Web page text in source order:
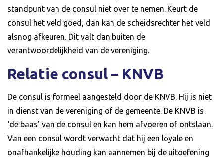
standpunt van de consul niet over te nemen. Keurt de
consul het veld goed, dan kan de scheidsrechter het veld
alsnog afkeuren. Dit valt dan buiten de
verantwoordelijkheid van de vereniging.
Relatie consul – KNVB
De consul is formeel aangesteld door de KNVB. Hij is niet
in dienst van de vereniging of de gemeente. De KNVB is
‘de baas’ van de consul en kan hem afvoeren of ontslaan.
Van een consul wordt verwacht dat hij een loyale en
onafhankelijke houding kan aannemen bij de uitoefening